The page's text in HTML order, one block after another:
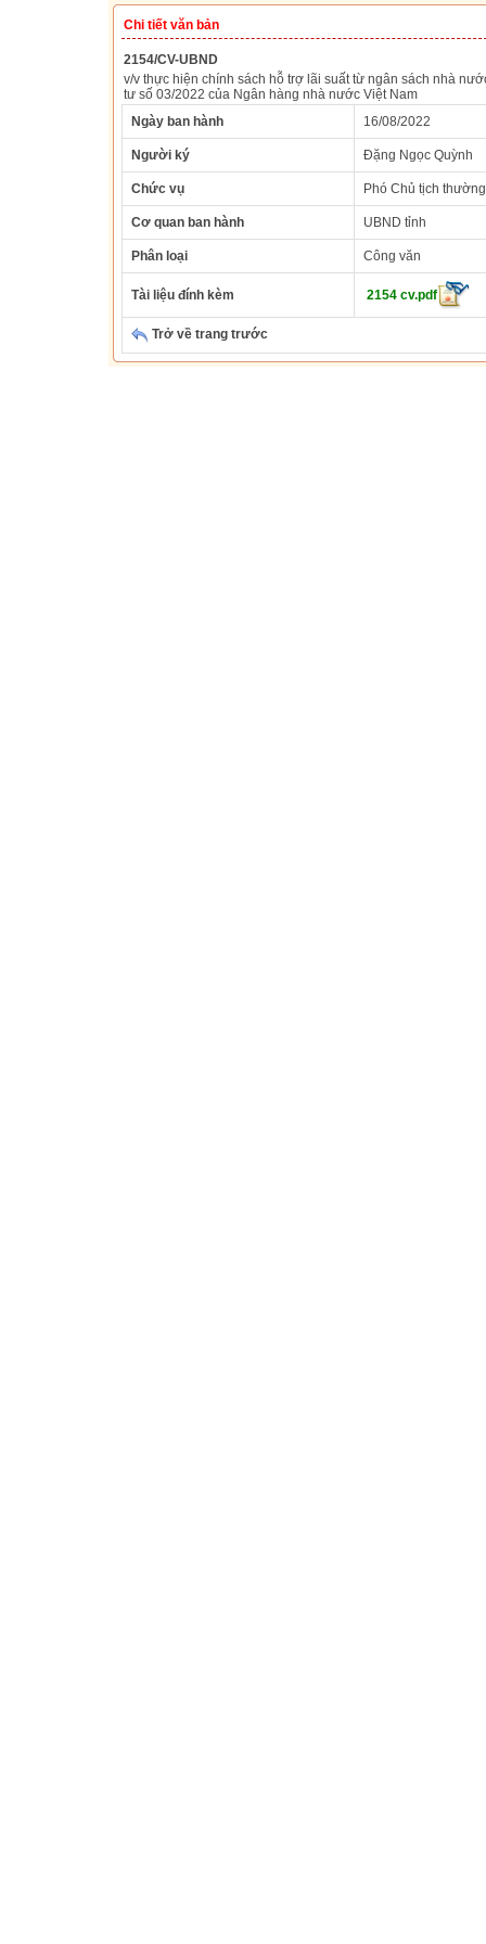
Chi tiết văn bản
2154/CV-UBND
v/v thực hiện chính sách hỗ trợ lãi suất từ ngân sách nhà
tư số 03/2022 của Ngân hàng nhà nước Việt Nam
Ngày ban hành
16/08/2022
Người ký Đặng Ngọc Quỳnh
Chức vụ Phó Chủ tịch
Cơ quan ban hành UBND tỉnh
Phân loại Công văn
Tài liệu đính kèm 2154 cv.pdf
Trở về trang trước